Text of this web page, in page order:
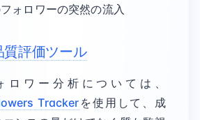
ォロワーの突然の流入
質評価ツール
ロワー分析については、
Tracker を使用して、成